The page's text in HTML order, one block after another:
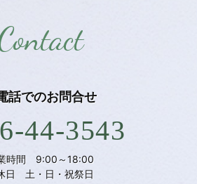
話でのお問合せ
44-3543
時間 9:00～18:00
日 土・日・祝祭日